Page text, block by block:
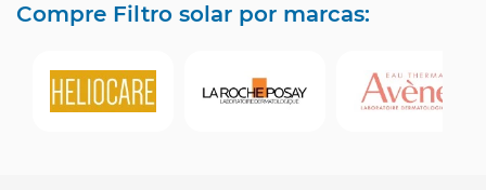
Compre Filtro solar por marcas: